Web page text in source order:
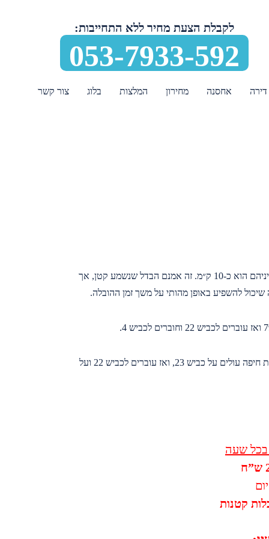
לקבלת הצעת מחיר ללא התחייבות:
053-7933-592
אחסנה מחירון המלצות בלוג צור קשר
יש שני מסלולים עיקריים שהמוביל יכול לבחור לנסוע בהם מתל אביב לנהריה, כשההבדל ביניהם הוא כ-10 ק״מ. זה אמנם הבדל שנשמע קטן, אך
להשפיע באופן מהותי על משך זמן ההובלה.
נוסעים מתל אביב על כביש 20 ועולים לכביש 2 (כביש החוף), לקראת חיפה עולים על כביש 23, ואז עוברים לכביש 22 ועל
בכל שעה
קטנות